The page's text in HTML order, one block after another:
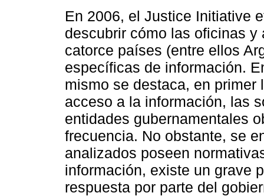
En 2006, el Justice Initiative
descubrir cómo las oficinas
catorce países (entre ellos
específicas de información.
mismo se destaca, en
acceso a la información, las
entidades gubernamentales
frecuencia. No obstante, se
analizados poseen
información, existe un grave
respuesta por parte del